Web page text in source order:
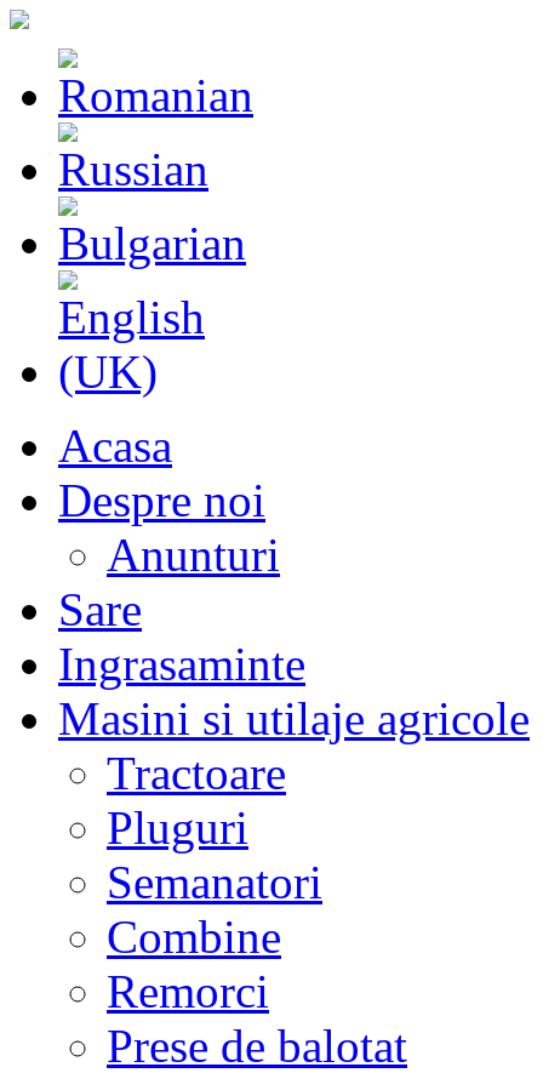
Acasa
Despre noi
Anunturi
Sare
Ingrasaminte
Masini si utilaje agricole
Tractoare
Pluguri
Semanatori
Combine
Remorci
Prese de balotat